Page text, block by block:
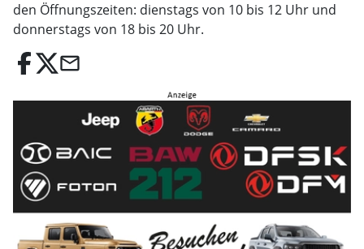
den Öffnungszeiten: dienstags von 10 bis 12 Uhr und
donnerstags von 18 bis 20 Uhr.
email